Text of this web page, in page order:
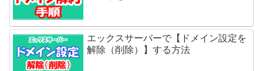
エックスサーバーで【ドメイン設定を
解除（削除）】する方法